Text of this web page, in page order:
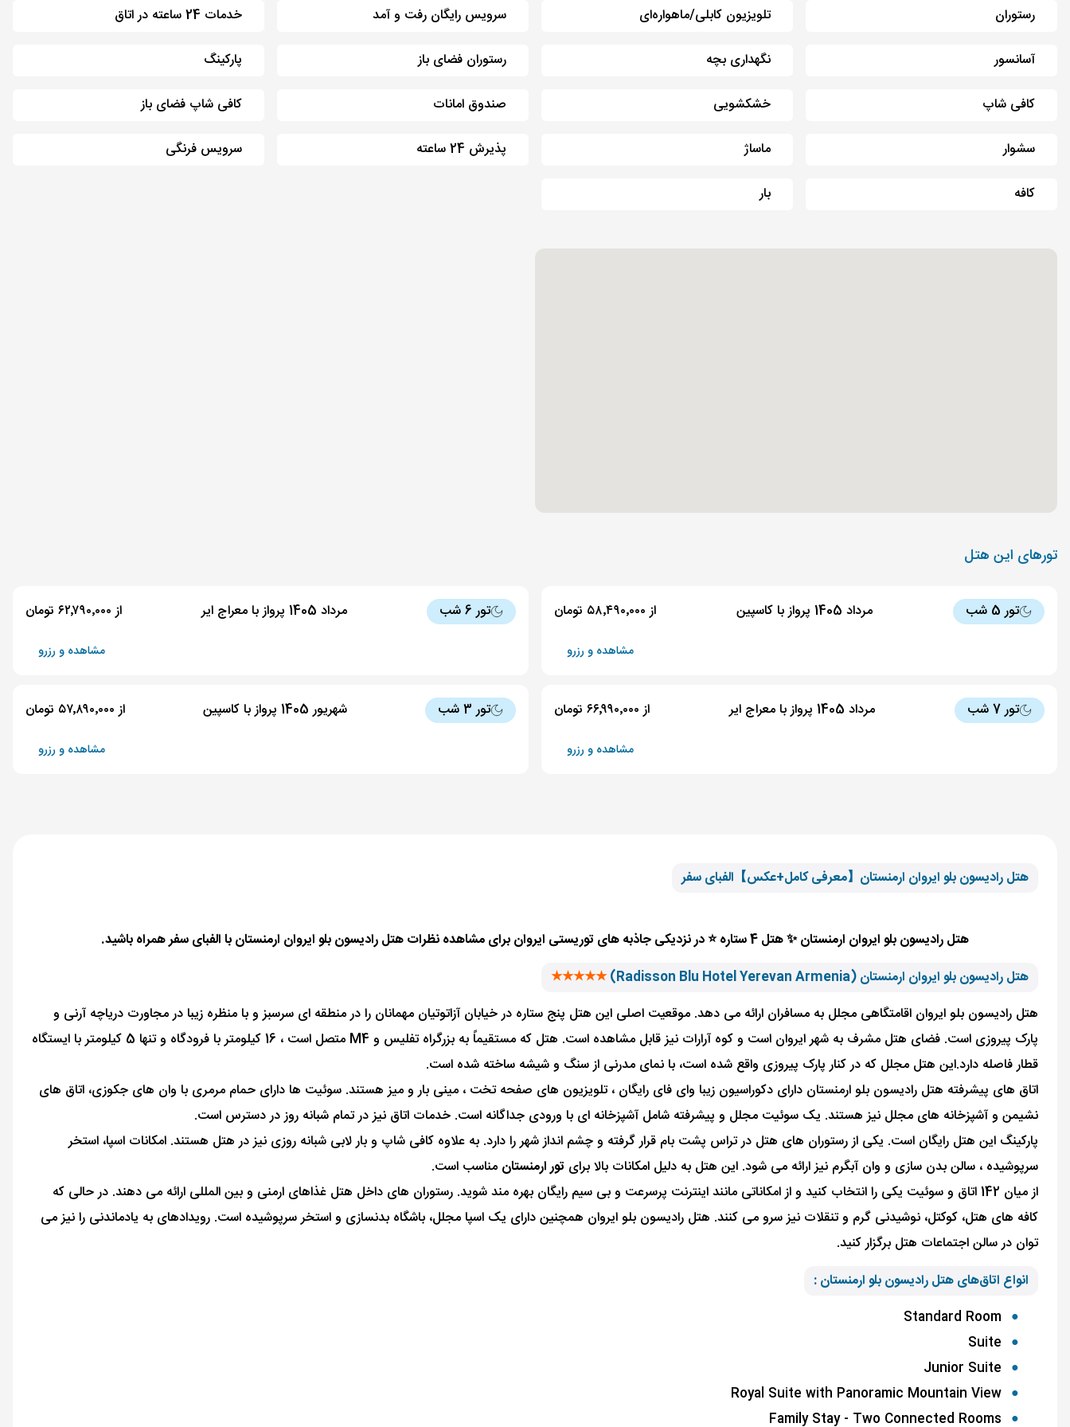
رستوران تلویزیون کابلی/ماهواره‌ای سرویس رایگان رفت و آمد خدمات 24 ساعته در اتاق
آسانسور نگهداری بچه رستوران فضای باز پارکینگ
کافی شاپ خشکشویی صندوق امانات کافی شاپ فضای باز
سشوار ماساژ پذیرش 24 ساعته سرویس فرنگی
کافه بار
تورهای این هتل
تور 5 شب مرداد 1405 پرواز با کاسپین از ۵۸٬۴۹۰٬۰۰۰ تومان
مشاهده و رزرو
تور 6 شب مرداد 1405 پرواز با معراج ایر از ۶۲٬۷۹۰٬۰۰۰ تومان
مشاهده و رزرو
تور 7 شب مرداد 1405 پرواز با معراج ایر از ۶۶٬۹۹۰٬۰۰۰ تومان
مشاهده و رزرو
تور 3 شب شهریور 1405 پرواز با کاسپین از ۵۷٬۸۹۰٬۰۰۰ تومان
مشاهده و رزرو
هتل رادیسون بلو ایروان ارمنستان【معرفی کامل+عکس】الفبای سفر
هتل رادیسون بلو ایروان ارمنستان ✨ هتل 4 ستاره ⭐ در نزدیکی جاذبه های توریستی ایروان برای مشاهده نظرات هتل رادیسون بلو ایروان ارمنستان با الفبای سفر همراه باشید.
هتل رادیسون بلو ایروان ارمنستان (Radisson Blu Hotel Yerevan Armenia)
★★★
★★
هتل رادیسون بلو ایروان اقامتگاهی مجلل به مسافران ارائه می دهد. موقعیت اصلی این هتل پنج ستاره در خیابان آزاتوتیان مهمانان را در منطقه ای سرسبز و با منظره زیبا در مجاورت دریاچه آرنی و
پارک پیروزی است. فضای هتل مشرف به شهر ایروان است و کوه آرارات نیز قابل مشاهده است. هتل که مستقیماً به بزرگراه تفلیس و M4 متصل است ، 16 کیلومتر با فرودگاه و تنها 5 کیلومتر با ایستگاه
قطار فاصله دارد.این هتل مجلل که در کنار پارک پیروزی واقع شده است، با نمای مدرنی از سنگ و شیشه ساخته شده است.
اتاق های پیشرفته هتل رادیسون بلو ارمنستان دارای دکوراسیون زیبا وای فای رایگان ، تلویزیون های صفحه تخت ، مینی بار و میز هستند. سوئیت ها دارای حمام مرمری با وان های جکوزی، اتاق های
نشیمن و آشپزخانه های مجلل نیز هستند. یک سوئیت مجلل و پیشرفته شامل آشپزخانه ای با ورودی جداگانه است. خدمات اتاق نیز در تمام شبانه روز در دسترس است.
پارکینگ این هتل رایگان است. یکی از رستوران های هتل در تراس پشت بام قرار گرفته و چشم انداز شهر را دارد. به علاوه کافی شاپ و بار لابی شبانه روزی نیز در هتل هستند. امکانات اسپا، استخر
سرپوشیده ، سالن بدن سازی و وان آبگرم نیز ارائه می شود. این هتل به دلیل امکانات بالا برای تور ارمنستان مناسب است.
از میان 142 اتاق و سوئیت یکی را انتخاب کنید و از امکاناتی مانند اینترنت پرسرعت و بی سیم رایگان بهره مند شوید. رستوران های داخل هتل غذاهای ارمنی و بین المللی ارائه می دهند. در حالی که
کافه های هتل، کوکتل، نوشیدنی گرم و تنقلات نیز سرو می کنند. هتل رادیسون بلو ایروان همچنین دارای یک اسپا مجلل، باشگاه بدنسازی و استخر سرپوشیده است. رویدادهای به یادماندنی را نیز می
توان در سالن اجتماعات هتل برگزار کنید.
انواع اتاق‌های هتلرادیسون بلوارمنستان :
Standard Room
Suite
Junior Suite
Royal Suite with Panoramic Mountain View
Family Stay - Two Connected Rooms